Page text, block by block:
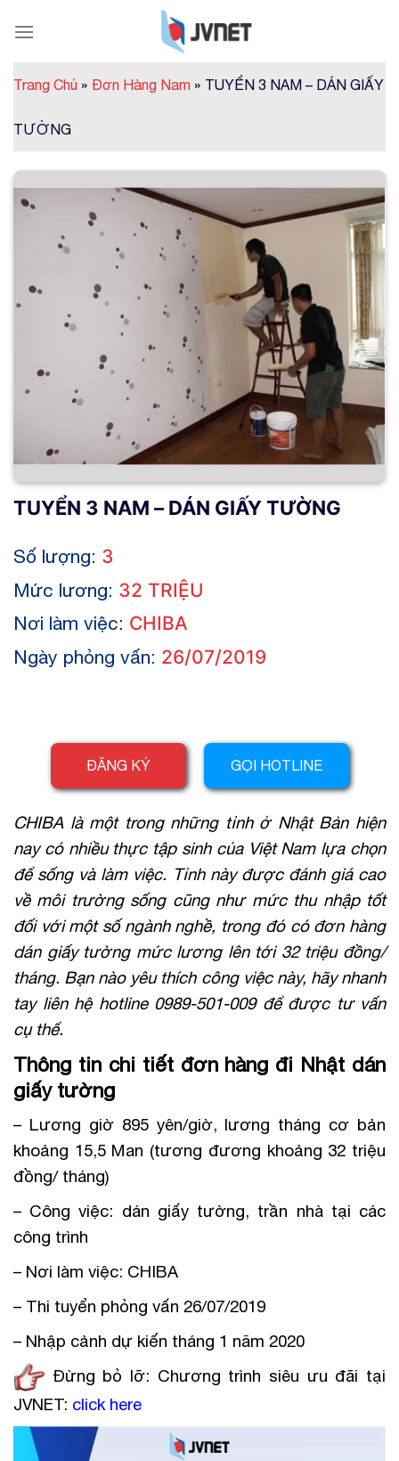
Trang Chủ » Đơn Hàng Nam » TUYỂN 3 NAM – DÁN GIẤY
TƯỜNG
TUYỂN 3 NAM – DÁN GIẤY TƯỜNG
Số lượng: 3
Mức lương: 32 TRIỆU
Nơi làm việc: CHIBA
Ngày phỏng vấn: 26/07/2019
ĐĂNG KÝ GỌI HOTLINE
CHIBA là một trong những tỉnh ở Nhật Bản hiện
nay có nhiều thực tập sinh của Việt Nam lựa chọn
để sống và làm việc. Tỉnh này được đánh giá cao
về môi trường sống cũng như mức thu nhập tốt
đối với một số ngành nghề, trong đó có đơn hàng
dán giấy tường mức lương lên tới 32 triệu đồng/
tháng. Bạn nào yêu thích công việc này, hãy nhanh
tay liên hệ hotline 0989-501-009 để được tư vấn
cụ thể.
Thông tin chi tiết đơn hàng đi Nhật dán
giấy tường
– Lương giờ 895 yên/giờ, lương tháng cơ bản
khoảng 15,5 Man (tương đương khoảng 32 triệu
đồng/ tháng)
– Công việc: dán giấy tường, trần nhà tại các
công trình
– Nơi làm việc: CHIBA
– Thi tuyển phỏng vấn 26/07/2019
– Nhập cảnh dự kiến tháng 1 năm 2020
Đừng bỏ lỡ: Chương trình siêu ưu đãi tại
JVNET: click here